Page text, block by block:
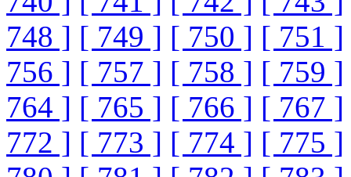
748 ] [ 749 ] [ 750 ] [ 751 ]
756 ] [ 757 ] [ 758 ] [ 759 ]
764 ] [ 765 ] [ 766 ] [ 767 ]
772 ] [ 773 ] [ 774 ] [ 775 ]